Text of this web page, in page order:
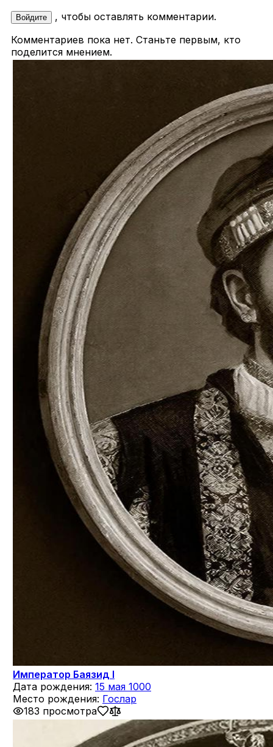
Войдите
, чтобы оставлять комментарии.
Комментариев пока нет. Станьте первым, кто
поделится мнением.
Император Баязид I
Дата рождения: 15 мая 1000
Место рождения: Гослар
183 просмотра